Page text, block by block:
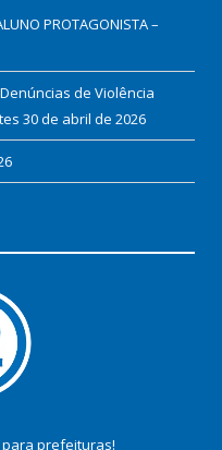
PROTAGONISTA –
Denúncias de Violência
30 de abril de 2026
para prefeituras!